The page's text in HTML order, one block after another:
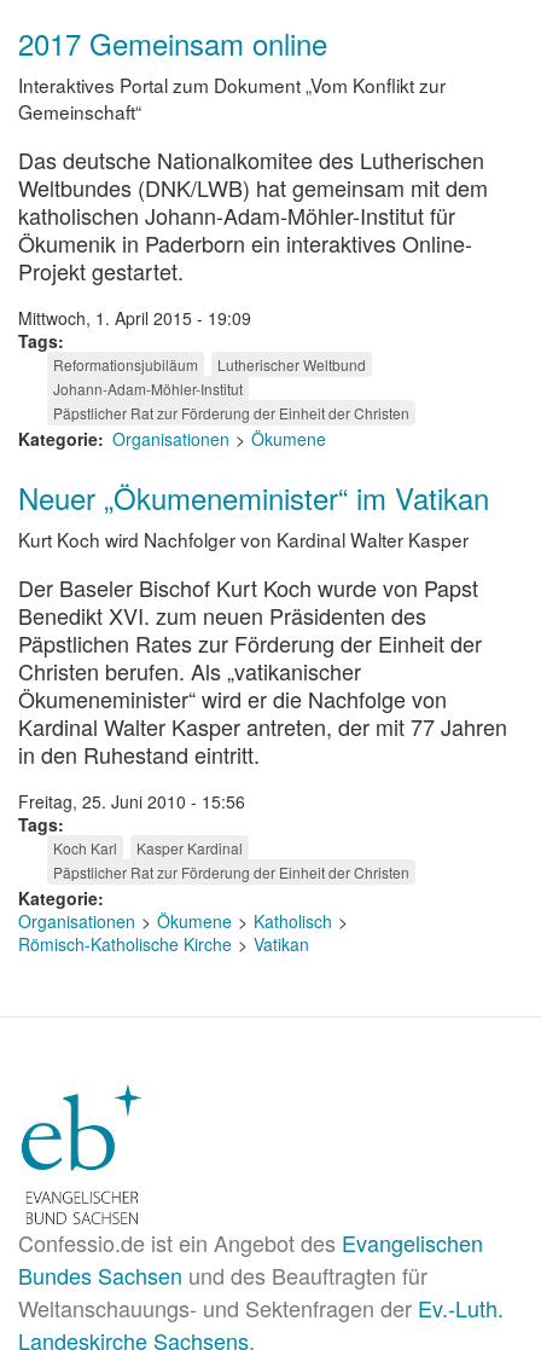
2017 Gemeinsam online
Interaktives Portal zum Dokument „Vom Konflikt zur
Gemeinschaft“
Das deutsche Nationalkomitee des Lutherischen
Weltbundes (DNK/LWB) hat gemeinsam mit dem
katholischen Johann-Adam-Möhler-Institut für
Ökumenik in Paderborn ein interaktives Online-
Projekt gestartet.
Mittwoch, 1. April 2015 - 19:09
Tags
Reformationsjubiläum
Lutherischer Weltbund
Johann-Adam-Möhler-Institut
Päpstlicher Rat zur Förderung der Einheit der Christen
Kategorie Organisationen Ökumene
Neuer „Ökumeneminister“ im Vatikan
Kurt Koch wird Nachfolger von Kardinal Walter Kasper
Der Baseler Bischof Kurt Koch wurde von Papst
Benedikt XVI. zum neuen Präsidenten des
Päpstlichen Rates zur Förderung der Einheit der
Christen berufen. Als „vatikanischer
Ökumeneminister“ wird er die Nachfolge von
Kardinal Walter Kasper antreten, der mit 77 Jahren
in den Ruhestand eintritt.
Freitag, 25. Juni 2010 - 15:56
Tags
Koch Karl
Kasper Kardinal
Päpstlicher Rat zur Förderung der Einheit der Christen
Kategorie
Organisationen
Ökumene
Katholisch
Römisch-Katholische Kirche
Vatikan
Confessio.de ist ein Angebot des Evangelischen
Bundes Sachsen und des Beauftragten für
Weltanschauungs- und Sektenfragen der Ev.-Luth.
Landeskirche Sachsens.